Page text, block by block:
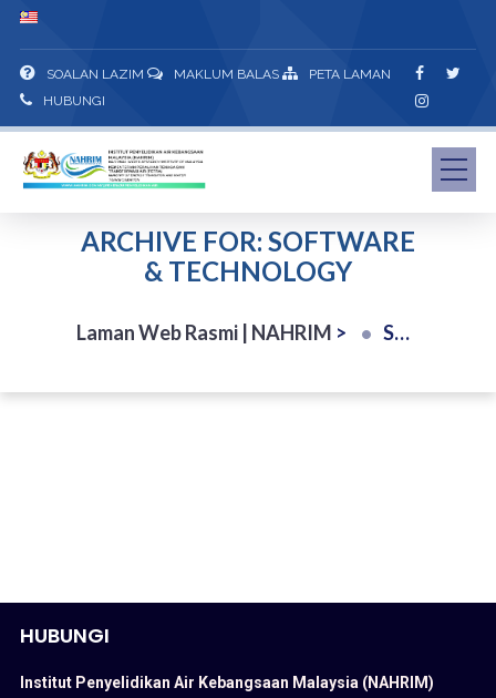
SOALAN LAZIM MAKLUM BALAS
PETA LAMAN
HUBUNGI
ARCHIVE FOR: SOFTWARE
& TECHNOLOGY
Laman Web Rasmi | NAHRIM > Software & Technology
HUBUNGI
Institut Penyelidikan Air Kebangsaan Malaysia (NAHRIM)